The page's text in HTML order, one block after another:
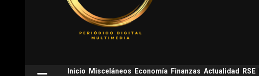
Inicio Misceláneos Economía Finanzas Actualidad RSE